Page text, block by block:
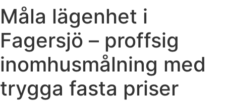
Måla lägenhet i
Fagersjö – proffsig
inomhusmålning med
trygga fasta priser